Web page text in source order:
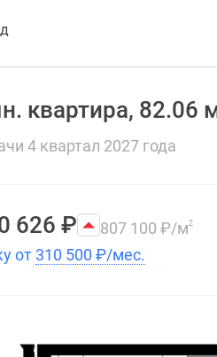
квартира, 82.06
4 квартал 2027 года
626 ₽ 807 100 ₽/м2
от 310 500 ₽/мес.